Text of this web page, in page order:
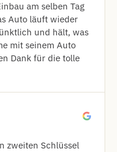
am selben Tag
Auto läuft wieder
und hält, was
mit seinem Auto
Dank für die tolle
zweiten Schlüssel